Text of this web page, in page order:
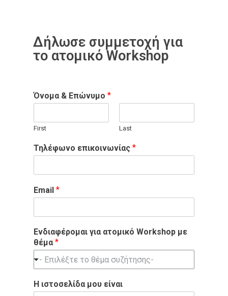
Δήλωσε συμμετοχή για
το ατομικό Workshop
Όνομα & Επώνυμο *
First Last
Τηλέφωνο επικοινωνίας *
Email *
Ενδιαφέρομαι για ατομικό Workshop με
θέμα *
- Επιλέξτε το θέμα συζήτησης-
H ιστοσελίδα μου είναι